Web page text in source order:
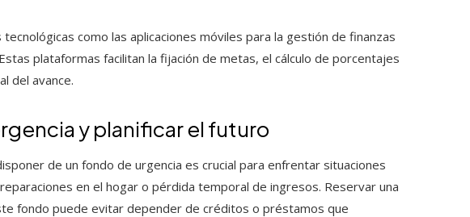
como las aplicaciones móviles para la gestión de finanzas
plataformas facilitan la fijación de metas, el cálculo de porcentajes
del avance.
y planificar el futuro
de un fondo de urgencia es crucial para enfrentar situaciones
en el hogar o pérdida temporal de ingresos. Reservar una
fondo puede evitar depender de créditos o préstamos que